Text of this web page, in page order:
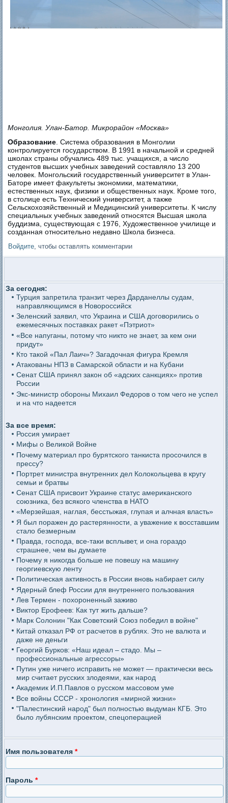
Монголия. Улан-Батор. Микрорайон «Москва»
Образование . Система образования в Монголии
контролируется государством. В 1991 в начальной и средней
школах страны обучались 489 тыс. учащихся, а число
студентов высших учебных заведений составляло 13 200
человек. Монгольский государственный университет в Улан-
Баторе имеет факультеты экономики, математики,
естественных наук, физики и общественных наук. Кроме того,
в столице есть Технический университет, а также
Сельскохозяйственный и Медицинский университеты. К числу
специальных учебных заведений относятся Высшая школа
буддизма, существующая с 1976, Художественное училище и
созданная относительно недавно Школа бизнеса.
Войдите, чтобы оставлять комментарии
За сегодня:
Турция запретила транзит через Дарданеллы судам,
направляющимся в Новороссийск
Зеленский заявил, что Украина и США договорились о
ежемесячных поставках ракет «Пэтриот»
«Все напуганы, потому что никто не знает, за кем они
придут»
Кто такой «Пал Лаич»? Загадочная фигура Кремля
Атакованы НПЗ в Самарской области и на Кубани
Сенат США принял закон об «адских санкциях» против
России
Экс-министр обороны Михаил Федоров о том чего не успел
и на что надеется
За все время:
Россия умирает
Мифы о Великой Войне
Почему материал про бурятского танкиста просочился в
прессу?
Портрет министра внутренних дел Колокольцева в кругу
семьи и братвы
Сенат США присвоит Украине статус американского
союзника, без всякого членства в НАТО
«Мерзейшая, наглая, бесстыжая, глупая и алчная власть»
Я был поражен до растерянности, а уважение к восставшим
стало безмерным
Правда, господа, все-таки всплывет, и она гораздо
страшнее, чем вы думаете
Почему я никогда больше не повешу на машину
георгиевскую ленту
Политическая активность в России вновь набирает силу
Ядерный блеф России для внутреннего пользования
Лев Термен - похороненный заживо
Виктор Ерофеев: Как тут жить дальше?
Марк Солонин "Как Советский Союз победил в войне"
Китай отказал РФ от расчетов в рублях. Это не валюта и
даже не деньги
Георгий Бурков: «Наш идеал – стадо. Мы –
профессиональные агрессоры»
Путин уже ничего исправить не может — практически весь
мир считает русских злодеями, как народ
Академик И.П.Павлов о русском массовом уме
Все войны СССР - хронология «мирной жизни»
"Палестинский народ" был полностью выдуман КГБ. Это
было лубянским проектом, спецоперацией
Имя пользователя*
Пароль*